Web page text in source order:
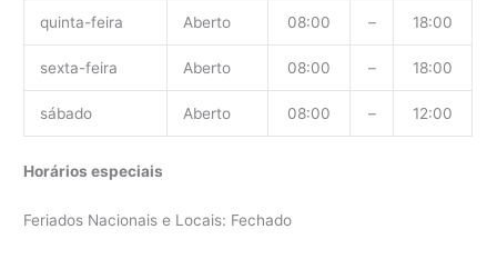
quinta-feira Aberto 08:00 – 18:00
sexta-feira Aberto 08:00 – 18:00
sábado Aberto 08:00 – 12:00
Horários especiais
Feriados Nacionais e Locais: Fechado